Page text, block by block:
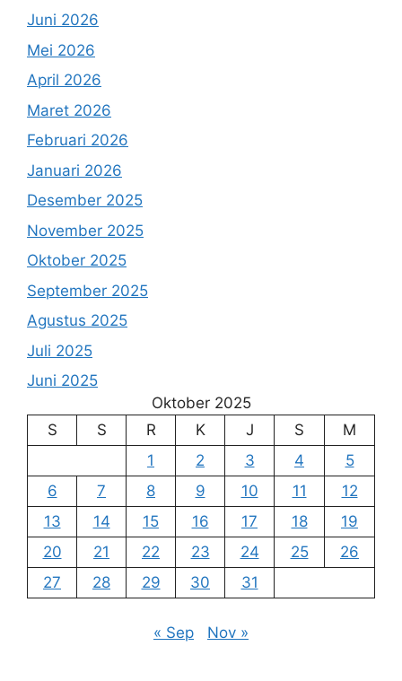
Juni 2026
Mei 2026
April 2026
Maret 2026
Februari 2026
Januari 2026
Desember 2025
November 2025
Oktober 2025
September 2025
Agustus 2025
Juli 2025
Juni 2025
Oktober 2025
S
S R K J S
M
1
2 3 4
5
6
7 8 9 10 11
12
13
14 15 16 17 18
19
20
21 22 23 24 25
26
27
28 29 30 31
« Sep Nov »